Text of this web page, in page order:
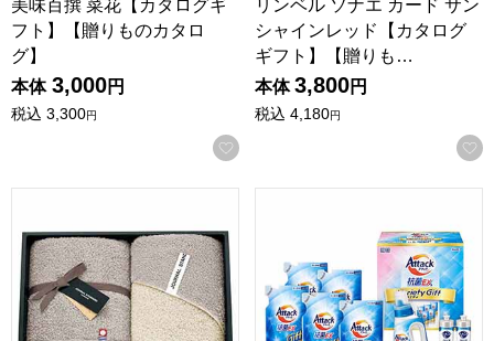
美味百撰 菜花【カタログギ
フト】【贈りものカタロ
グ】
本体 3,000円
税込 3,300円
お気に入りに登録する
リンベル ソナエ カード サン
シャインレッド【カタログ
ギフト】【贈りも…
本体 3,800円
税込 4,180円